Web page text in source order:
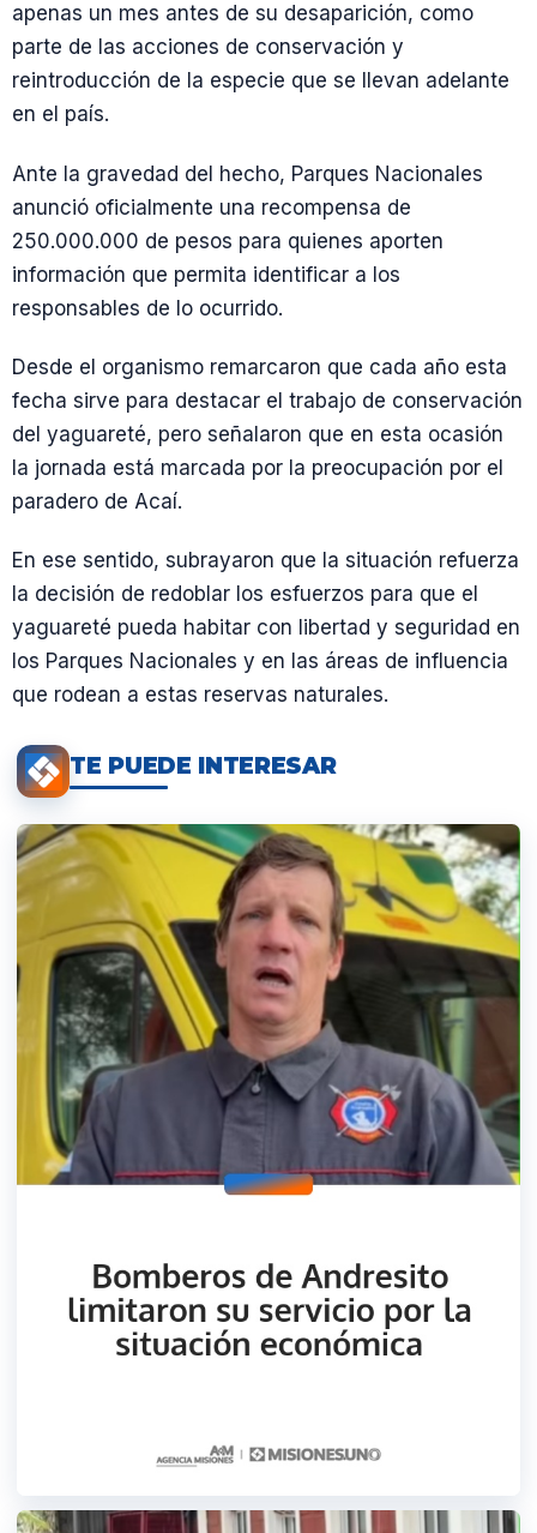
apenas un mes antes de su desaparición, como
parte de las acciones de conservación y
reintroducción de la especie que se llevan adelante
en el país.
Ante la gravedad del hecho, Parques Nacionales
anunció oficialmente una recompensa de
250.000.000 de pesos para quienes aporten
información que permita identificar a los
responsables de lo ocurrido.
Desde el organismo remarcaron que cada año esta
fecha sirve para destacar el trabajo de conservación
del yaguareté, pero señalaron que en esta ocasión
la jornada está marcada por la preocupación por el
paradero de Acaí.
En ese sentido, subrayaron que la situación refuerza
la decisión de redoblar los esfuerzos para que el
yaguareté pueda habitar con libertad y seguridad en
los Parques Nacionales y en las áreas de influencia
que rodean a estas reservas naturales.
TE PUEDE INTERESAR